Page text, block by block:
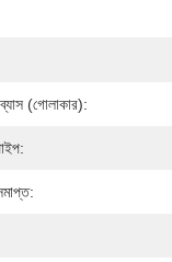
(গোলাকার):